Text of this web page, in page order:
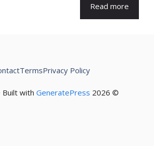
Read more
© 2026 Marketer • Built with
GeneratePress
Privacy Policy
Terms